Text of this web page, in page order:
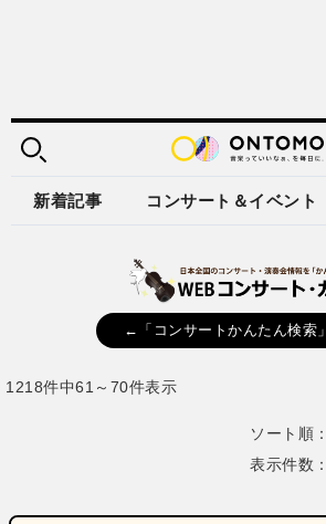
新着記事 コンサート＆イベント
←「コンサートかんたん検索
1218件中61～70件表示
ソート順：
表示件数：